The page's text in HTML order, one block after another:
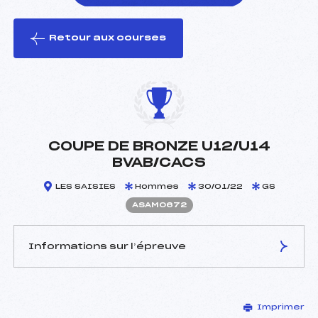
le ski
Retour aux courses
COUPE DE BRONZE U12/U14
BVAB/CACS
LES SAISIES Hommes 30/01/22 GS
ASAM0672
Informations sur l’épreuve
MONOD JULIEN (SA)
Imprimer